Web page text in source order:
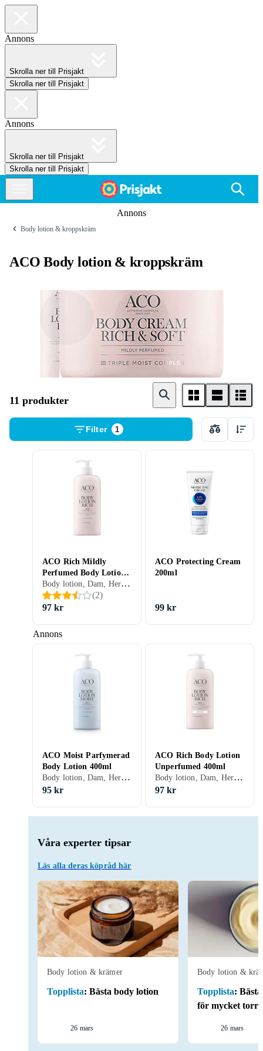
Annons
Skrolla ner till Prisjakt
Skrolla ner till Prisjakt
Annons
Skrolla ner till Prisjakt
Skrolla ner till Prisjakt
Annons
Body lotion & kroppskräm
ACO Body lotion & kroppskräm
Body lotion Body cream
11 produkter
Filter 1
Annons
Våra experter tipsar
Läs alla deras köpråd här
Body lotion & krämer
Topplista: Bästa body lotion
26 mars
Body lotion &
Topplista:
för mycket torr
26 mars
ACO Rich Mildly
Perfumed Body Lotion
400ml
Body lotion, Dam, Herr, Torr
(2)
97 kr
ACO Protecting Cream
200ml
99 kr
ACO Moist Parfymerad
Body Lotion 400ml
Body lotion, Dam, Herr, Normal, Blandad, Torr
95 kr
ACO Rich Body Lotion
Unperfumed 400ml
Body lotion, Dam, Herr, Torr, Parfymfri
97 kr